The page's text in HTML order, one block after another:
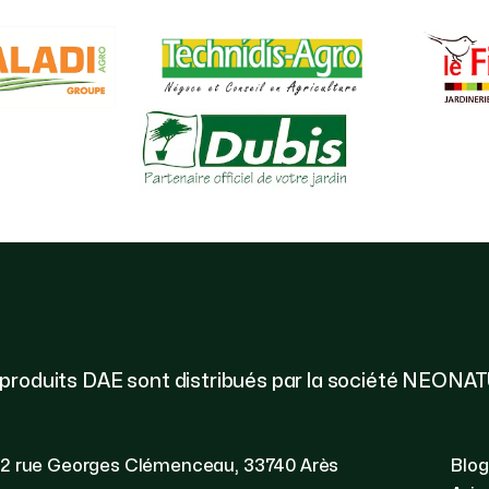
DAE sont distribués par la société
2 rue Georges Clémenceau, 33740 Arès
Blog